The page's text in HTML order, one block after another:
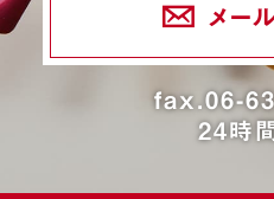
メー
fax.06-
24時